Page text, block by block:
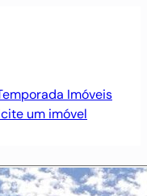
Imóveis
um imóvel